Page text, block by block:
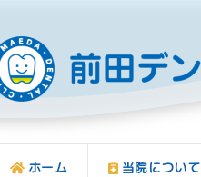
ホーム 当院について